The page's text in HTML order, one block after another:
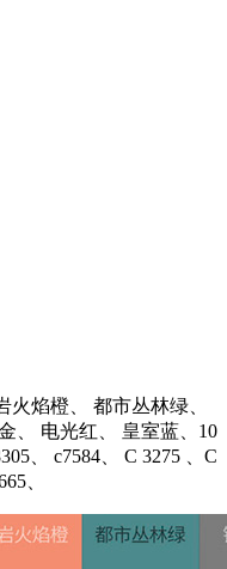
焰橙、 都市丛林绿、
、 电光红、 皇室蓝、10
、 c7584、 C 3275 、C
、